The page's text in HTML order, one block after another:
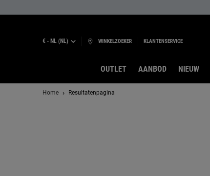
€ - NL (NL) WINKELZOEKER KLANTENSERVICE
OUTLET AANBOD NIEUW
Home Resultatenpagina